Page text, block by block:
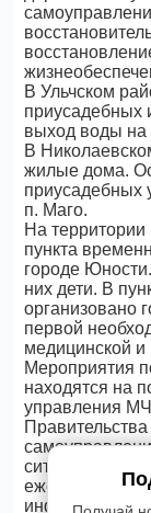
В Ульчском
приусадебных
выход воды на
В
жилые дома.
приусадебных
п. Маго.
На
пункта
городе
них дети. В
организовано
первой
медицинской и
Мероприятия
находятся на
управления
ситуациям МЧС
ежедневный
информации.